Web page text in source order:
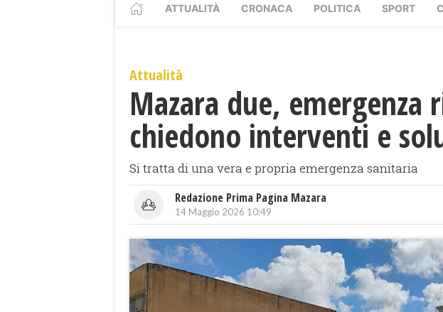
ATTUALITÀ CRONACA POLITICA SPORT
Attualità
Mazara due,
chiedono interventi e
Si tratta di una vera e propria emergenza sanitaria
Redazione Prima Pagina Mazara
14 Maggio 2026 10:49